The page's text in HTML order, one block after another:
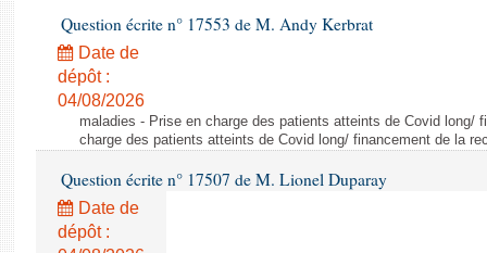
Question écrite n° 17553 de M. Andy Kerbrat
Date de
dépôt :
04/08/2026
maladies - Prise en charge des patients atteints de Covid long/
charge des patients atteints de Covid long/ financement de la
Question écrite n° 17507 de M. Lionel Duparay
Date de
dépôt :